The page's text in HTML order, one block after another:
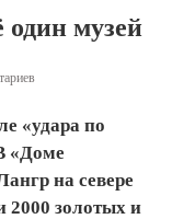
музей
«удара по
«Доме
на севере
2000 золотых и